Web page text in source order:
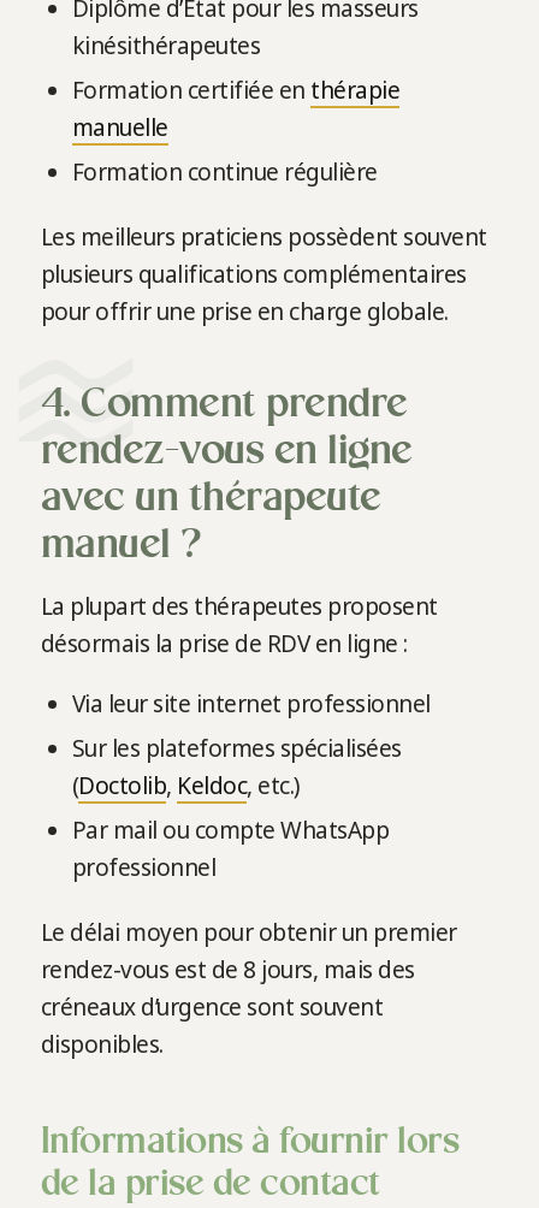
Diplôme d’État pour les masseurs
kinésithérapeutes
Formation certifiée en thérapie
manuelle
Formation continue régulière
Les meilleurs praticiens possèdent souvent
plusieurs qualifications complémentaires
pour offrir une prise en charge globale.
4. Comment prendre
rendez-vous en ligne
avec un thérapeute
manuel ?
La plupart des thérapeutes proposent
désormais la prise de RDV en ligne :
Via leur site internet professionnel
Sur les plateformes spécialisées
(Doctolib, Keldoc, etc.)
Par mail ou compte WhatsApp
professionnel
Le délai moyen pour obtenir un premier
rendez-vous est de 8 jours, mais des
créneaux d’urgence sont souvent
disponibles.
Informations à fournir lors
de la prise de contact